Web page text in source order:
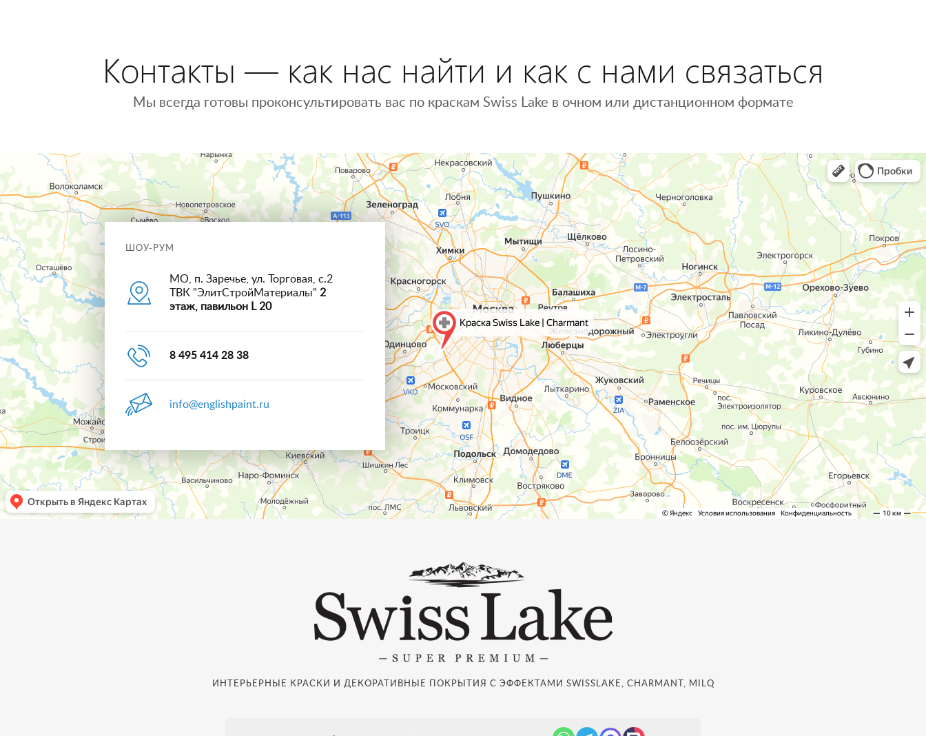
Контакты — как нас найти и как с нами связаться
Мы всегда готовы проконсультировать вас по краскам Swiss Lake в очном или дистанционном формате
ШОУ-РУМ
МО, п. Заречье, ул. Торговая, с.2
ТВК "ЭлитСтройМатериалы" 2
этаж, павильон L 20
8 495 414 28 38
info@englishpaint.ru
ИНТЕРЬЕРНЫЕ КРАСКИ И ДЕКОРАТИВНЫЕ ПОКРЫТИЯ С ЭФФЕКТАМИ SWISSLAKE, CHARMANT, MILQ